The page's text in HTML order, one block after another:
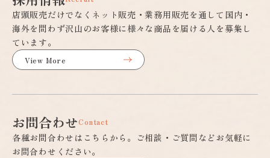
店頭販売だけでなくネット販売・業務用販売を通して国内・
海外を問わず沢山のお客様に様々な商品を届ける人を募集し
ています。
View More
お問合わせContact
各種お問合わせはこちらから。ご相談・ご質問などお気軽に
お問合わせください。